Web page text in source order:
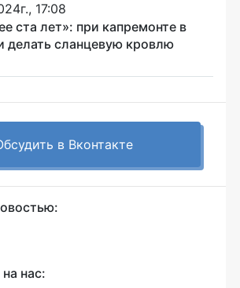
17:08
ста лет»: при капремонте в
делать сланцевую кровлю
в Вконтакте
нас: